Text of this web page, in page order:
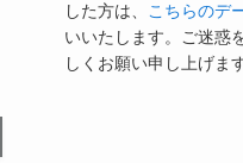
した方は、
こちらのデ
いいたします。ご迷惑
しくお願い申し上げます